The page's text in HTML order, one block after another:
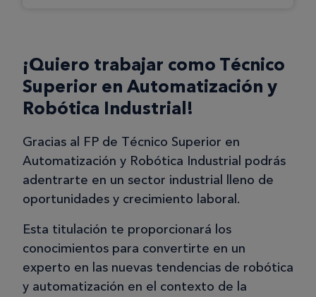
¡Quiero trabajar como Técnico
Superior en Automatización y
Robótica Industrial!
Gracias al FP de Técnico Superior en
Automatización y Robótica Industrial podrás
adentrarte en un sector industrial lleno de
oportunidades y crecimiento laboral.
Esta titulación te proporcionará los
conocimientos para convertirte en un
experto en las nuevas tendencias de robótica
y automatización en el contexto de la